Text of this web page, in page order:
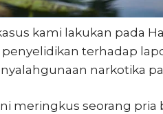
kami lakukan pada
terhadap
narkotika
meringkus seorang